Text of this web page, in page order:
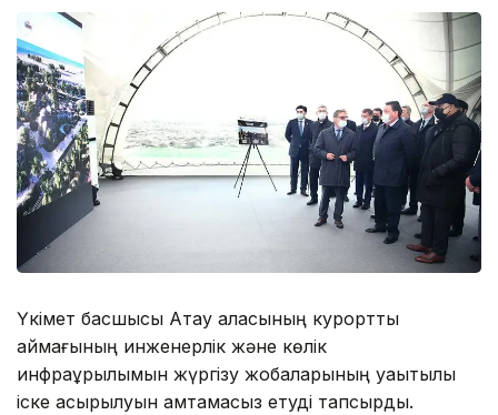
Үкімет басшысы Ақтау қаласының курорттық
аймағының инженерлік және көлік
инфрақұрылымын жүргізу жобаларының уақытылы
іске асырылуын қамтамасыз етуді тапсырды.